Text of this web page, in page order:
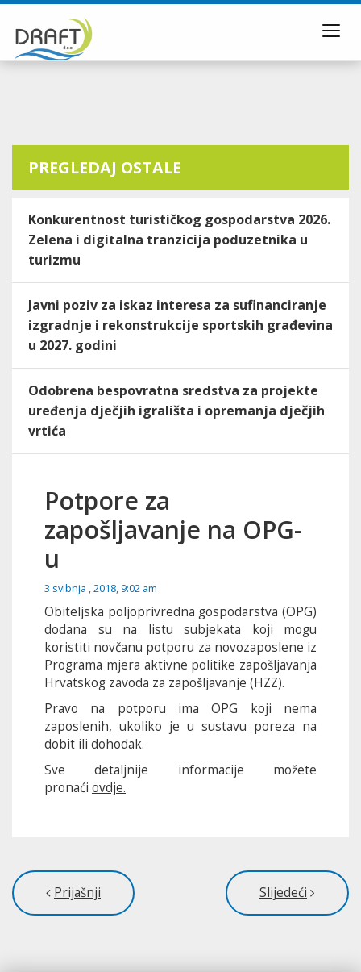
PREGLEDAJ OSTALE
Konkurentnost turističkog gospodarstva 2026.
Zelena i digitalna tranzicija poduzetnika u
turizmu
Javni poziv za iskaz interesa za sufinanciranje
izgradnje i rekonstrukcije sportskih građevina
u 2027. godini
Odobrena bespovratna sredstva za projekte
uređenja dječjih igrališta i opremanja dječjih
vrtića
Potpore za
zapošljavanje na OPG-
u
3 svibnja , 2018, 9:02 am
Obiteljska poljoprivredna gospodarstva (OPG)
dodana su na listu subjekata koji mogu
koristiti novčanu potporu za novozaposlene iz
Programa mjera aktivne politike zapošljavanja
Hrvatskog zavoda za zapošljavanje (HZZ).
Pravo na potporu ima OPG koji nema
zaposlenih, ukoliko je u sustavu poreza na
dobit ili dohodak.
Sve detaljnije informacije možete
pronaći ovdje.
Prijašnji Slijedeći